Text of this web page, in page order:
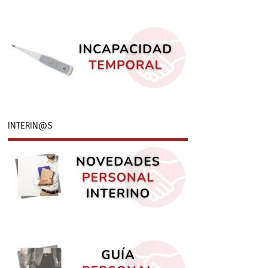
INTERIN@S